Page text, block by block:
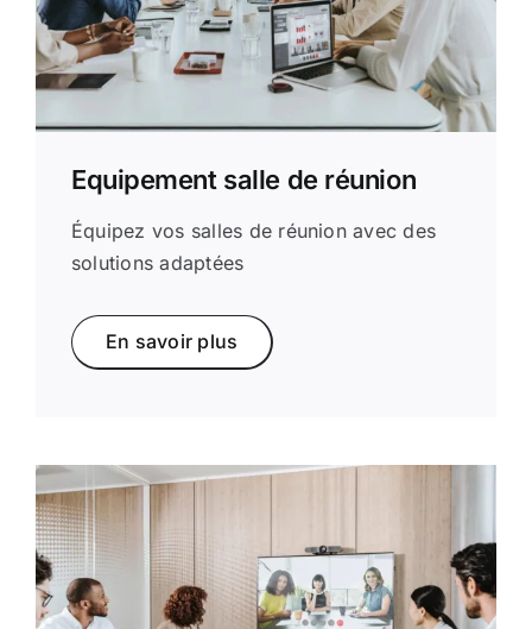
Equipement salle de réunion
Équipez vos salles de réunion avec des
solutions adaptées
En savoir plus